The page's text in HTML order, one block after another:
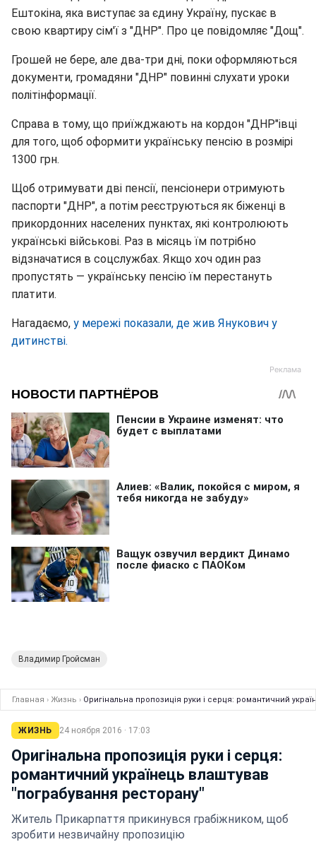
Ештокіна, яка виступає за єдину Україну, пускає в
свою квартиру сім'ї з "ДНР". Про це повідомляє "Дощ".
Грошей не бере, але два-три дні, поки оформляються
документи, громадяни "ДНР" повинні слухати уроки
політінформації.
Справа в тому, що приїжджають на кордон "ДНР"івці
для того, щоб оформити українську пенсію в розмірі
1300 грн.
Щоб отримувати дві пенсії, пенсіонери отримують
паспорти "ДНР", а потім реєструються як біженці в
прикордонних населених пунктах, які контролюють
українські військові. Раз в місяць їм потрібно
відзначатися в соцслужбах. Якщо хоч один раз
пропустять — українську пенсію їм перестануть
платити.
Нагадаємо, у мережі показали, де жив Янукович у
дитинстві.
Владимир Гройсман
Главная › Жизнь › Оригінальна пропозиція руки і серця: романтичний
ЖИЗНЬ 24 ноября 2016 · 17:03
Оригінальна пропозиція руки і серця:
романтичний українець влаштував
"пограбування ресторану"
Житель Прикарпаття прикинувся грабіжником, щоб
зробити незвичайну пропозицію